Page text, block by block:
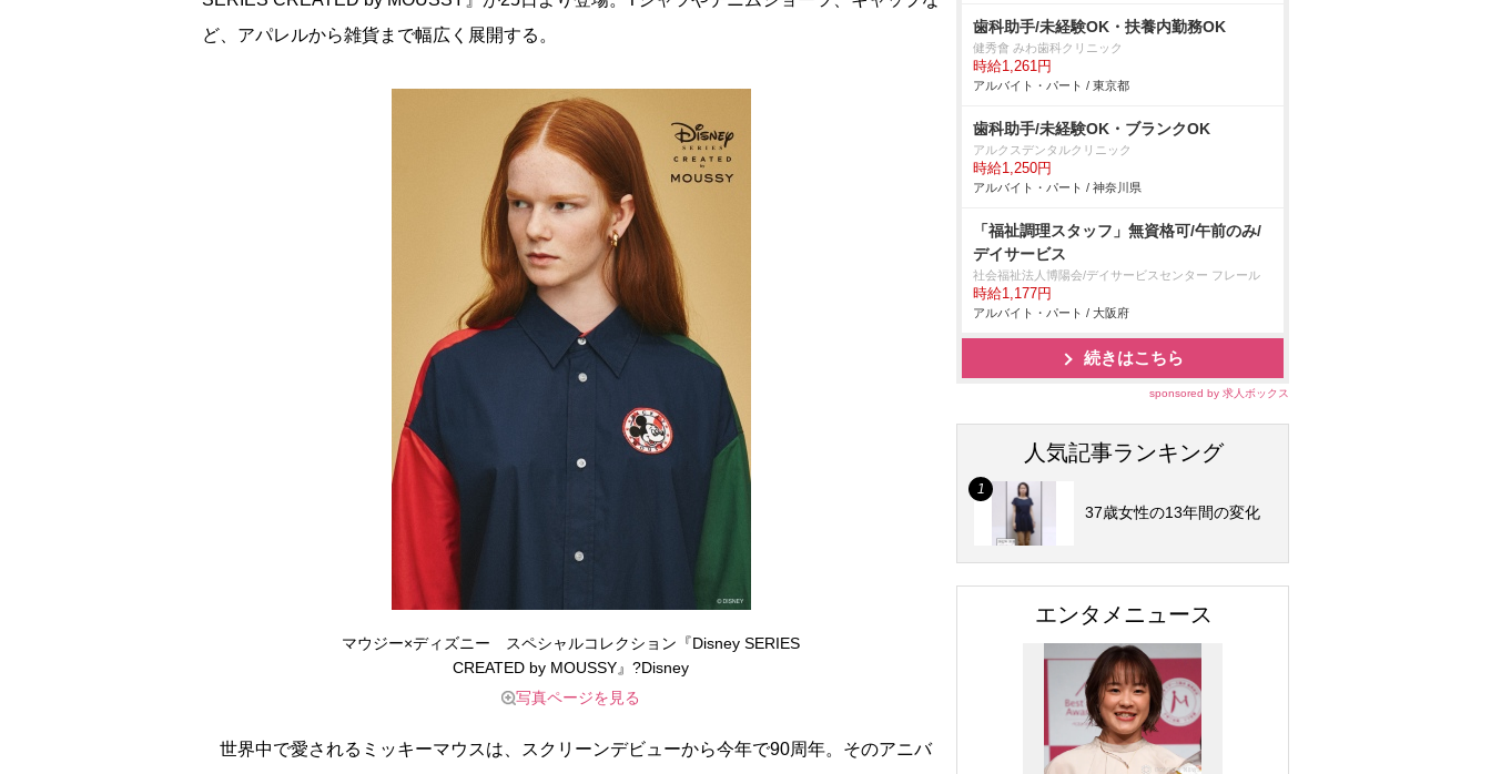
ど、アパレルから雑貨まで幅広く展開する。
マウジー×ディズニー スペシャルコレクション『Disney SERIES
CREATED by MOUSSY』?Disney
写真ページを見る
世界中で愛されるミッキーマウスは、スクリーンデビューから今年で90周年。そのアニバ
歯科助手/未経験OK・扶養内勤務OK
健秀會 みわ歯科クリニック
時給1,261円
アルバイト・パート / 東京都
歯科助手/未経験OK・ブランクOK
アルクスデンタルクリニック
時給1,250円
アルバイト・パート / 神奈川県
「福祉調理スタッフ」無資格可/午前のみ/
デイサービス
社会福祉法人博陽会/デイサービスセンター フレール
時給1,177円
アルバイト・パート / 大阪府
続きはこちら
sponsored by 求人ボックス
人気記事ランキング
37歳女性の13年間の変化
エンタメニュース